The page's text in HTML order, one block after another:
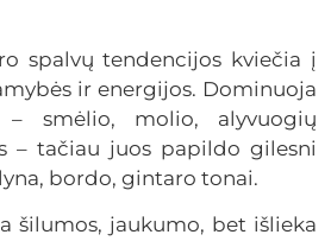
spalvų tendencijos kviečia į
ir energijos. Dominuoja
– smėlio, molio, alyvuogių
– tačiau juos papildo gilesni
bordo, gintaro tonai.
šilumos, jaukumo, bet išlieka